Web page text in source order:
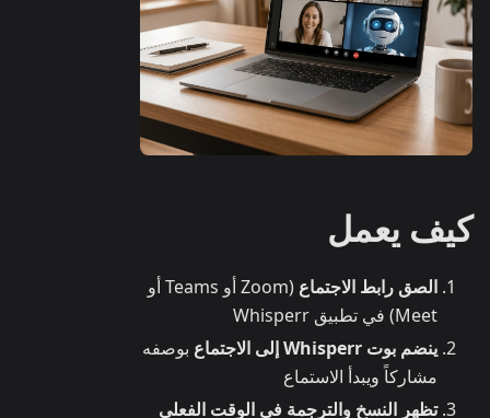
كيف يعمل
الصق رابط الاجتماع
(Zoom أو Teams أو
Meet) في تطبيق Whisperr
ينضم بوت Whisperr إلى الاجتماع
بوصفه
مشاركاً ويبدأ الاستماع
تظهر النسخ والترجمة في الوقت الفعلي